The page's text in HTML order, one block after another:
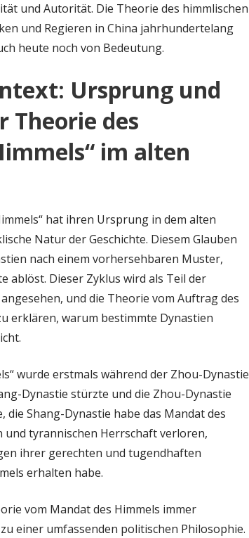
und Autorität. Die Theorie des himmlischen
und Regieren in China jahrhundertelang
heute noch von Bedeutung.
Ursprung und
Theorie des
im alten
hat ihren Ursprung in dem alten
Natur der Geschichte. Diesem Glauben
nach einem vorhersehbaren Muster,
ablöst. Dieser Zyklus wird als Teil der
und die Theorie vom Auftrag des
erklären, warum bestimmte Dynastien
wurde erstmals während der Zhou-Dynastie
Dynastie stürzte und die Zhou-Dynastie
Shang-Dynastie habe das Mandat des
tyrannischen Herrschaft verloren,
ihrer gerechten und tugendhaften
erhalten habe.
vom Mandat des Himmels immer
einer umfassenden politischen Philosophie.